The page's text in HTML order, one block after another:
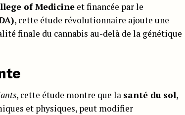
of Medicine et financée par le
, cette étude révolutionnaire ajoute une
finale du cannabis au-delà de la génétique
, cette étude montre que la santé du sol,
et physiques, peut modifier